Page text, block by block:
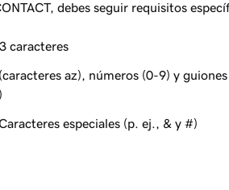
debes seguir requisitos
caracteres
az), números (0-9) y
especiales (p. ej., & y #)